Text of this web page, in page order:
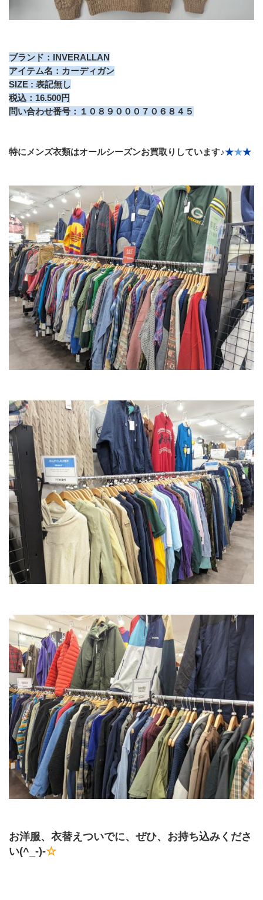
ブランド：INVERALLAN
アイテム名：カーディガン
SIZE : 表記無し
税込：16.500円
問い合わせ番号：１０８９０００７０６８４５
特にメンズ衣類はオールシーズンお買取りしています♪★★★
お洋服、衣替えついでに、ぜひ、お持ち込みくださ
い(^_-)-☆